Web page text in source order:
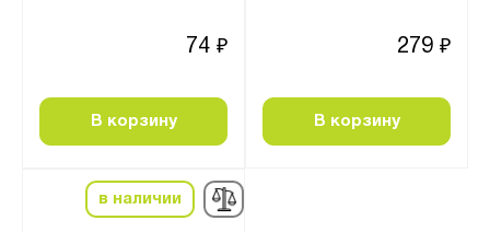
74 ₽
В корзину
279 ₽
В корзину
в наличии